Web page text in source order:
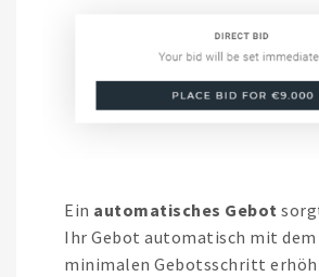
Ein automatisches Gebot
Ihr Gebot automatisch mit
minimalen Gebotsschritt